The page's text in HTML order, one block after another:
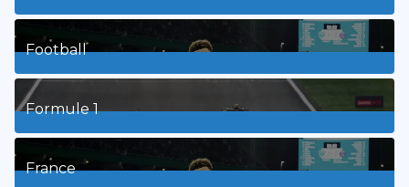
3Posts
Football
8Posts
Formule 1
3Posts
France